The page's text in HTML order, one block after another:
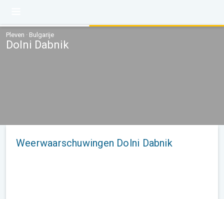
Pleven · Bulgarije
Dolni Dabnik
Weerwaarschuwingen Dolni Dabnik